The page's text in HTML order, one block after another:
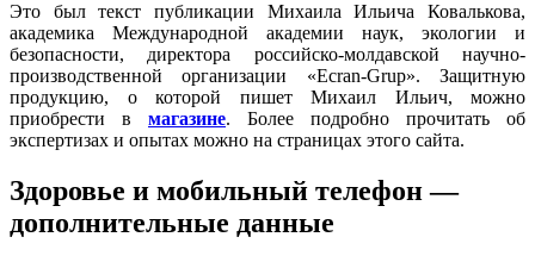
Это был текст публикации Михаила Ильича Ковалькова,
академика Международной академии наук, экологии и
безопасности, директора российско-молдавской научно-
производственной организации «Ecran-Grup». Защитную
продукцию, о которой пишет Михаил Ильич, можно
приобрести в магазине. Более подробно прочитать об
экспертизах и опытах можно на страницах этого сайта.
Здоровье и мобильный телефон —
дополнительные данные